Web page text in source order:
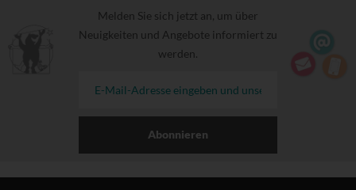
Melden Sie sich jetzt an, um über
Neuigkeiten und Angebote informiert zu
werden.
Abonnieren